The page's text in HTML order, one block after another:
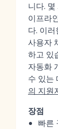
니다.
이프라
다. 이
사용자
하고 있
자동화
수 있는
의 지원
장점
빠른